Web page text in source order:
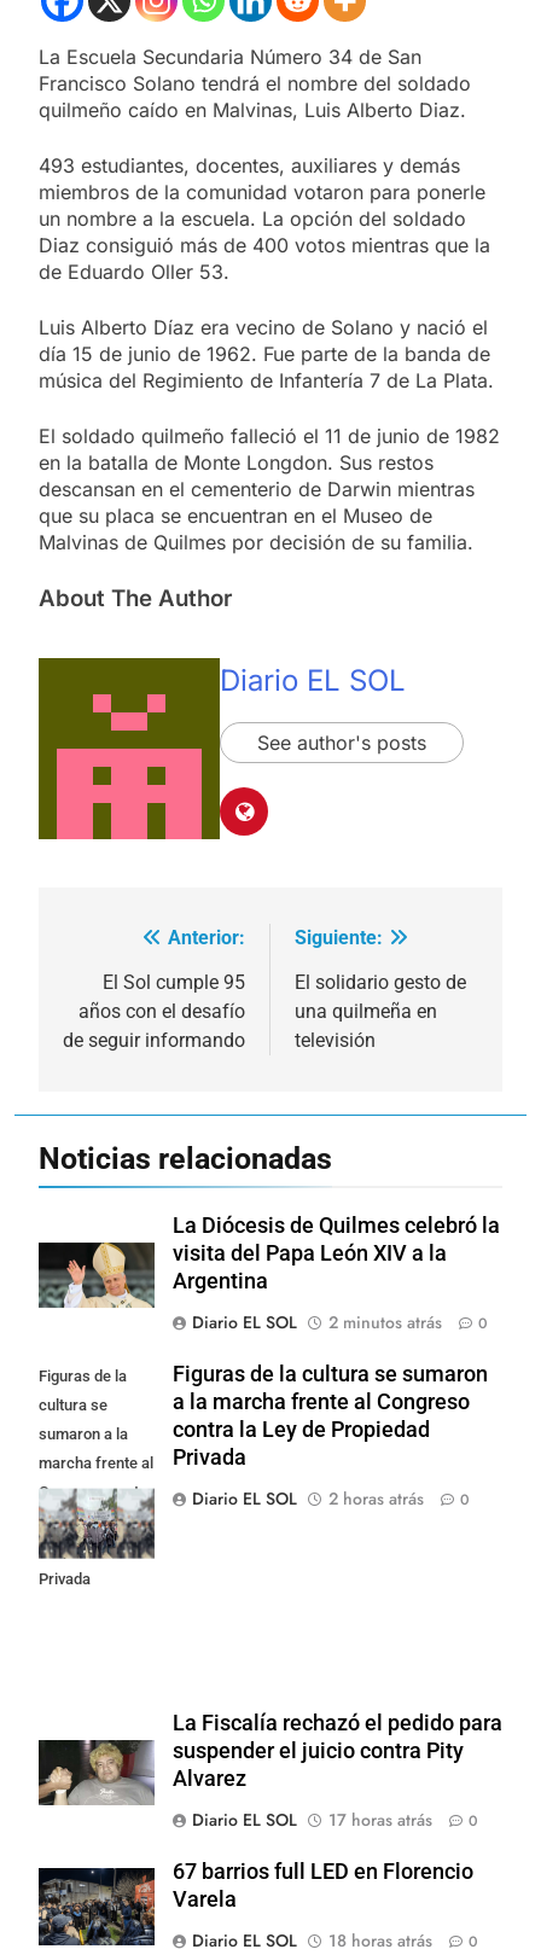
La Escuela Secundaria Número 34 de San
Francisco Solano tendrá el nombre del soldado
quilmeño caído en Malvinas, Luis Alberto Diaz.
493 estudiantes, docentes, auxiliares y demás
miembros de la comunidad votaron para ponerle
un nombre a la escuela. La opción del soldado
Diaz consiguió más de 400 votos mientras que la
de Eduardo Oller 53.
Luis Alberto Díaz era vecino de Solano y nació el
día 15 de junio de 1962. Fue parte de la banda de
música del Regimiento de Infantería 7 de La Plata.
El soldado quilmeño falleció el 11 de junio de 1982
en la batalla de Monte Longdon. Sus restos
descansan en el cementerio de Darwin mientras
que su placa se encuentran en el Museo de
Malvinas de Quilmes por decisión de su familia.
About The Author
Diario EL SOL
See author's posts
Navegación
entradas
Anterior:
El Sol cumple 95
años con el desafío
de seguir informando
Siguiente:
El solidario gesto de
una quilmeña en
televisión
Noticias relacionadas
La Diócesis de Quilmes celebró la
visita del Papa León XIV a la
Argentina
Diario EL SOL
2 minutos atrás 0
Figuras de la
cultura se
sumaron a la
marcha frente al
Congreso contra
la Ley de
Propiedad
Privada
Figuras de la cultura se sumaron
a la marcha frente al Congreso
contra la Ley de Propiedad
Privada
Diario EL SOL
2 horas atrás 0
La Fiscalía rechazó el pedido para
suspender el juicio contra Pity
Alvarez
Diario EL SOL
17 horas atrás 0
67 barrios full LED en Florencio
Varela
Diario EL SOL
18 horas atrás 0